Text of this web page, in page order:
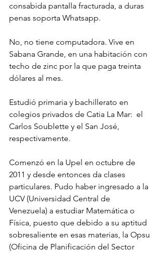
consabida pantalla fracturada, a duras
penas soporta Whatsapp.
No, no tiene computadora. Vive en
Sabana Grande, en una habitación con
techo de zinc por la que paga treinta
dólares al mes.
Estudió primaria y bachillerato en
colegios privados de Catia La Mar:  el
Carlos Soublette y el San José,
respectivamente.
Comenzó en la Upel en octubre de
2011 y desde entonces da clases
particulares. Pudo haber ingresado a la
UCV (Universidad Central de
Venezuela) a estudiar Matemática o
Física, puesto que debido a su aptitud
sobresaliente en esas materias, la Opsu
(Oficina de Planificación del Sector